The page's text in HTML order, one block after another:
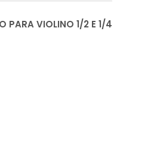
PARA VIOLINO 1/2 E 1/4